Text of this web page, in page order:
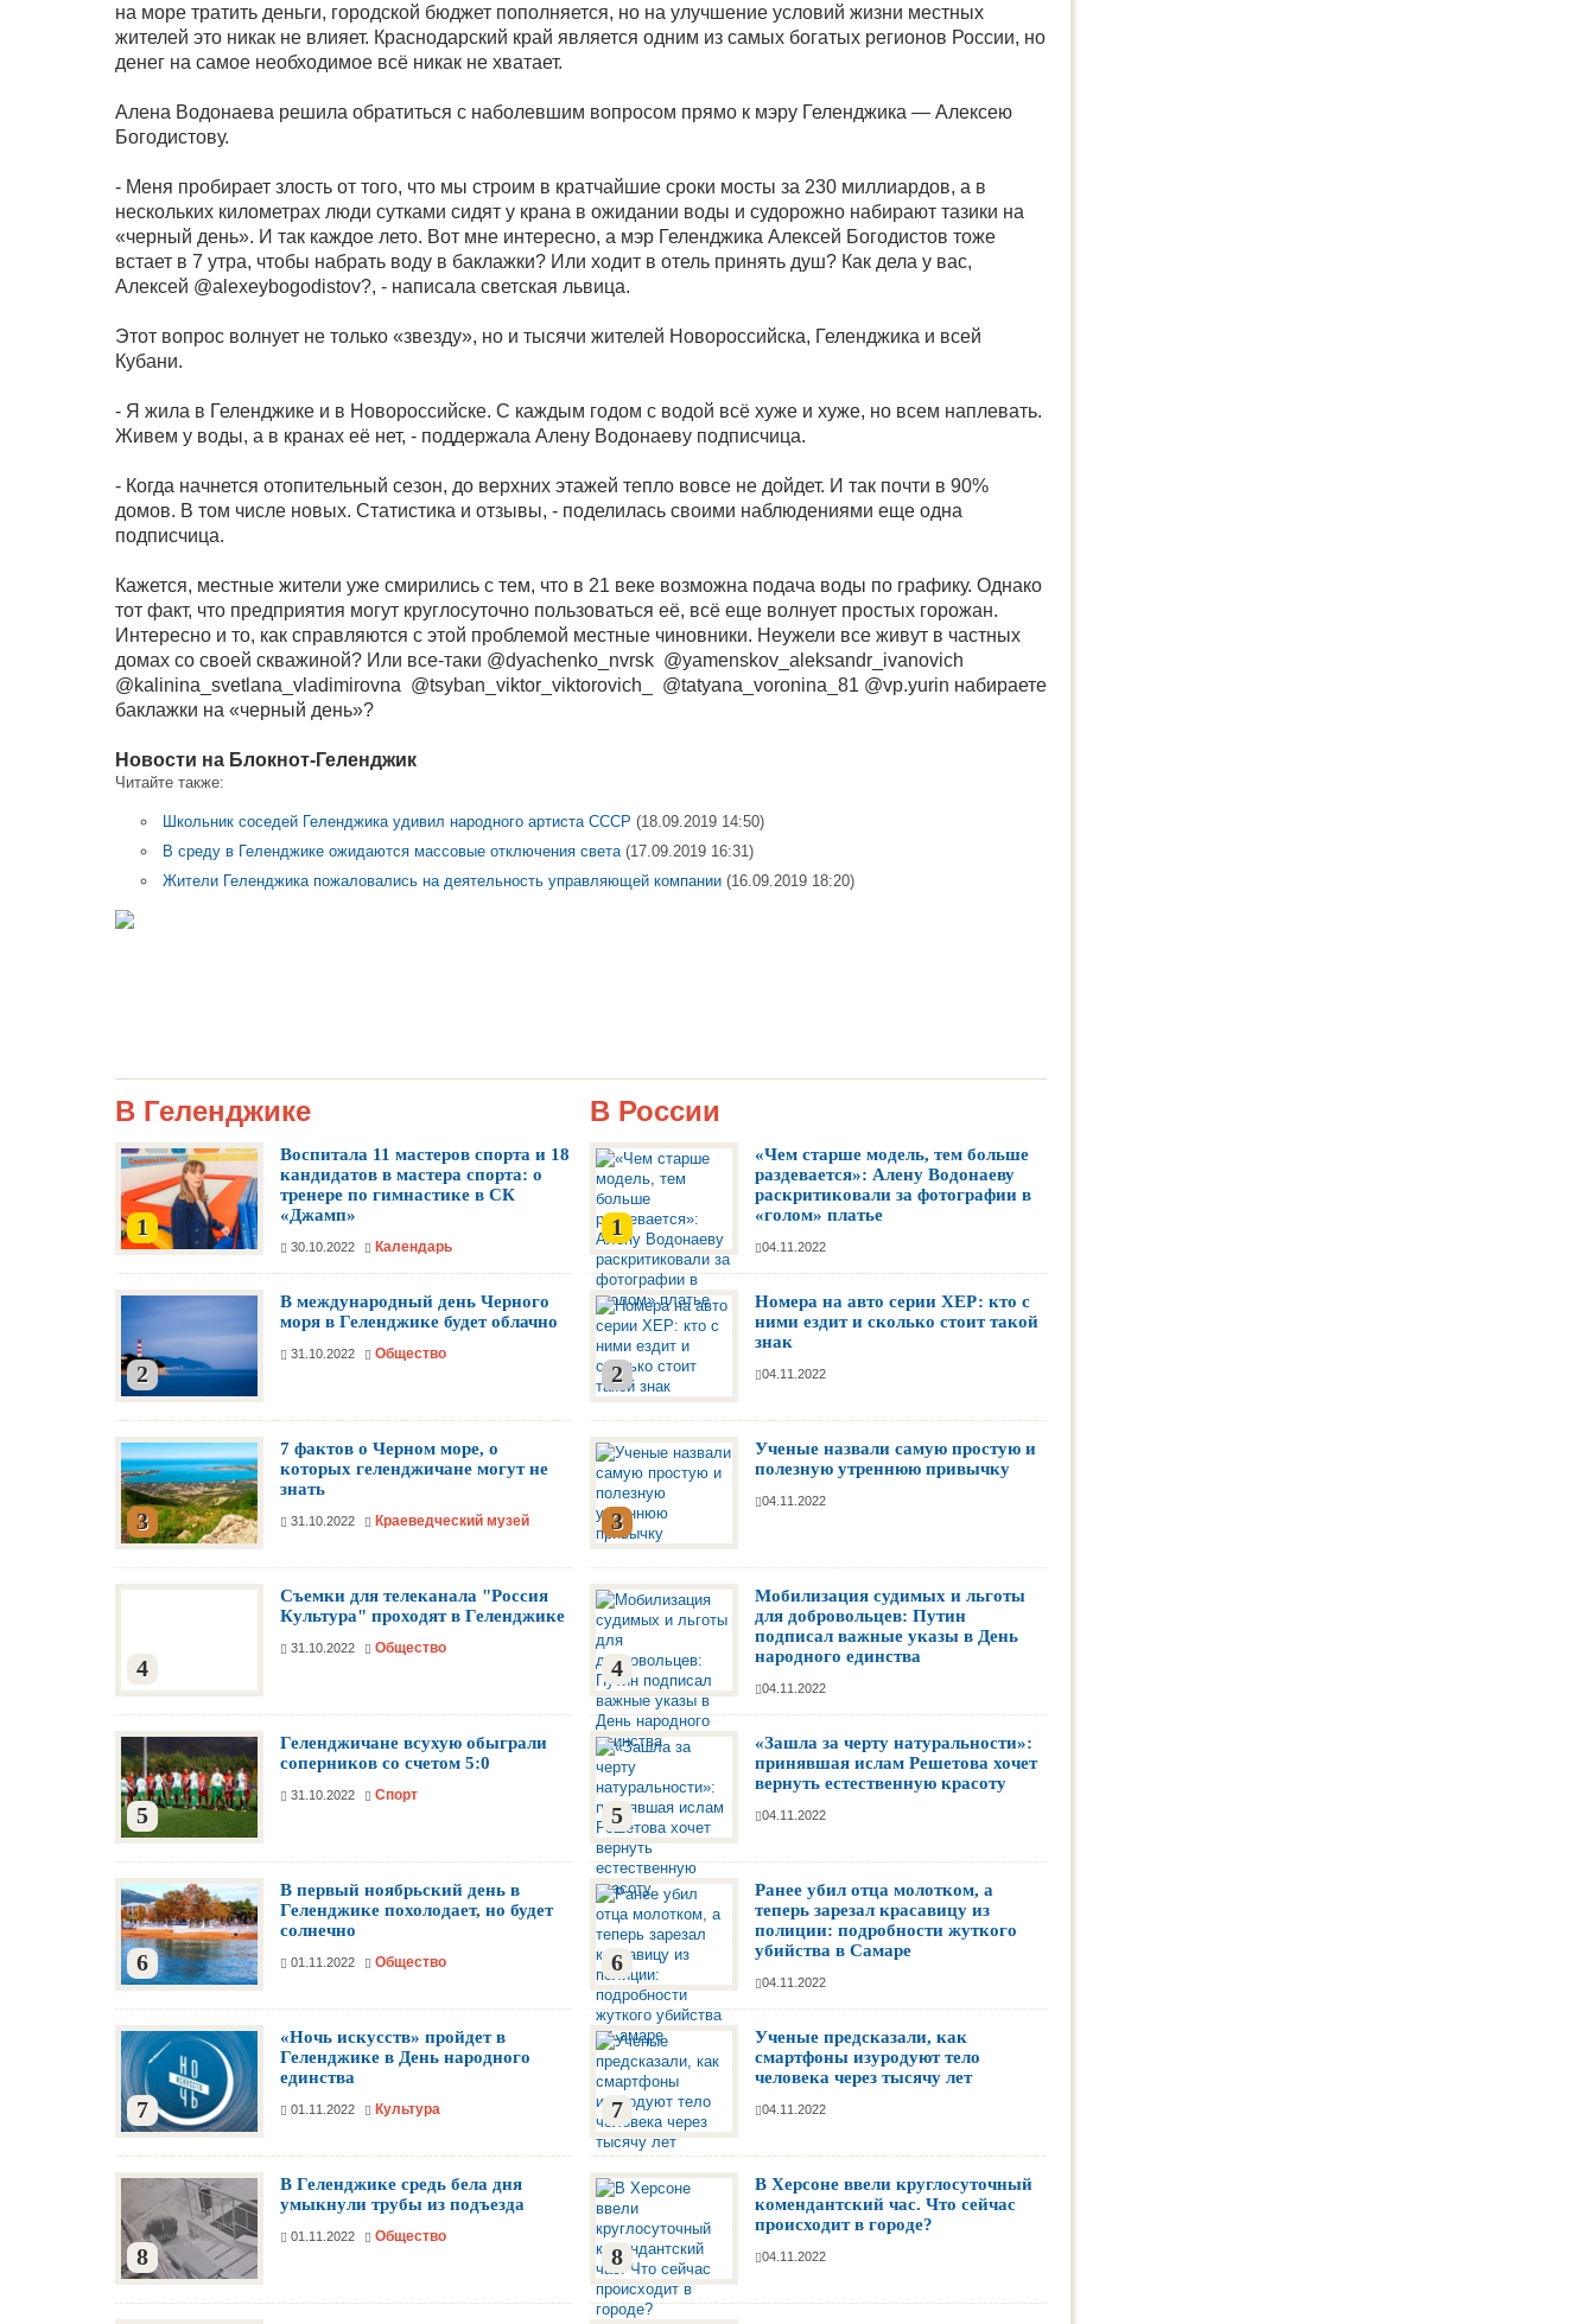
на море тратить деньги, городской бюджет пополняется, но на улучшение условий жизни местных
жителей это никак не влияет. Краснодарский край является одним из самых богатых регионов России, но
денег на самое необходимое всё никак не хватает.
Алена Водонаева решила обратиться с наболевшим вопросом прямо к мэру Геленджика — Алексею
Богодистову.
- Меня пробирает злость от того, что мы строим в кратчайшие сроки мосты за 230 миллиардов, а в
нескольких километрах люди сутками сидят у крана в ожидании воды и судорожно набирают тазики на
«черный день». И так каждое лето. Вот мне интересно, а мэр Геленджика Алексей Богодистов тоже
встает в 7 утра, чтобы набрать воду в баклажки? Или ходит в отель принять душ? Как дела у вас,
Алексей @alexeybogodistov?, - написала светская львица.
Этот вопрос волнует не только «звезду», но и тысячи жителей Новороссийска, Геленджика и всей
Кубани.
- Я жила в Геленджике и в Новороссийске. С каждым годом с водой всё хуже и хуже, но всем наплевать.
Живем у воды, а в кранах её нет, - поддержала Алену Водонаеву подписчица.
- Когда начнется отопительный сезон, до верхних этажей тепло вовсе не дойдет. И так почти в 90%
домов. В том числе новых. Статистика и отзывы, - поделилась своими наблюдениями еще одна
подписчица.
Кажется, местные жители уже смирились с тем, что в 21 веке возможна подача воды по графику. Однако
тот факт, что предприятия могут круглосуточно пользоваться её, всё еще волнует простых горожан.
Интересно и то, как справляются с этой проблемой местные чиновники. Неужели все живут в частных
домах со своей скважиной? Или все-таки @dyachenko_nvrsk @yamenskov_aleksandr_ivanovich
@kalinina_svetlana_vladimirovna @tsyban_viktor_viktorovich_ @tatyana_voronina_81 @vp.yurin набираете
баклажки на «черный день»?
Новости на Блoкнoт-Геленджик
Читайте также:
Школьник соседей Геленджика удивил народного артиста СССР (18.09.2019 14:50)
В среду в Геленджике ожидаются массовые отключения света (17.09.2019 16:31)
Жители Геленджика пожаловались на деятельность управляющей компании (16.09.2019 18:20)
В Геленджике
1
Воспитала 11 мастеров спорта и 18
кандидатов в мастера спорта: о
тренере по гимнастике в СК
«Джамп»
30.10.2022 Календарь
2
В международный день Черного
моря в Геленджике будет облачно
31.10.2022 Общество
3
7 фактов о Черном море, о
которых геленджичане могут не
знать
31.10.2022 Краеведческий музей
4
Съемки для телеканала "Россия
Культура" проходят в Геленджике
31.10.2022 Общество
5
Геленджичане всухую обыграли
соперников со счетом 5:0
31.10.2022 Спорт
6
В первый ноябрьский день в
Геленджике похолодает, но будет
солнечно
01.11.2022 Общество
7
«Ночь искусств» пройдет в
Геленджике в День народного
единства
01.11.2022 Культура
8
В Геленджике средь бела дня
умыкнули трубы из подъезда
01.11.2022 Общество
В России
1
«Чем старше модель, тем больше
раздевается»: Алену Водонаеву
раскритиковали за фотографии в
«голом» платье
04.11.2022
2
Номера на авто серии ХЕР: кто с
ними ездит и сколько стоит такой
знак
04.11.2022
3
Ученые назвали самую простую и
полезную утреннюю привычку
04.11.2022
4
Мобилизация судимых и льготы
для добровольцев: Путин
подписал важные указы в День
народного единства
04.11.2022
5
«Зашла за черту натуральности»:
принявшая ислам Решетова хочет
вернуть естественную красоту
04.11.2022
6
Ранее убил отца молотком, а
теперь зарезал красавицу из
полиции: подробности жуткого
убийства в Самаре
04.11.2022
7
Ученые предсказали, как
смартфоны изуродуют тело
человека через тысячу лет
04.11.2022
8
В Херсоне ввели круглосуточный
комендантский час. Что сейчас
происходит в городе?
04.11.2022